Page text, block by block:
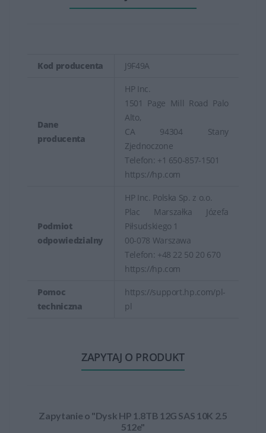
Kod producenta J9F49A
Dane
producenta
HP Inc.
1501 Page Mill Road Palo
Alto,
CA 94304 Stany
Zjednoczone
Telefon: +1 650-857-1501
https://hp.com
Podmiot
odpowiedzialny
HP Inc. Polska Sp. z o.o.
Plac Marszałka Józefa
Piłsudskiego 1
00-078 Warszawa
Telefon: +48 22 50 20 670
https://hp.com
Pomoc
techniczna
https://support.hp.com/pl-
pl
ZAPYTAJ O PRODUKT
Zapytanie o "Dysk HP 1.8TB 12G SAS 10K 2.5
512e"